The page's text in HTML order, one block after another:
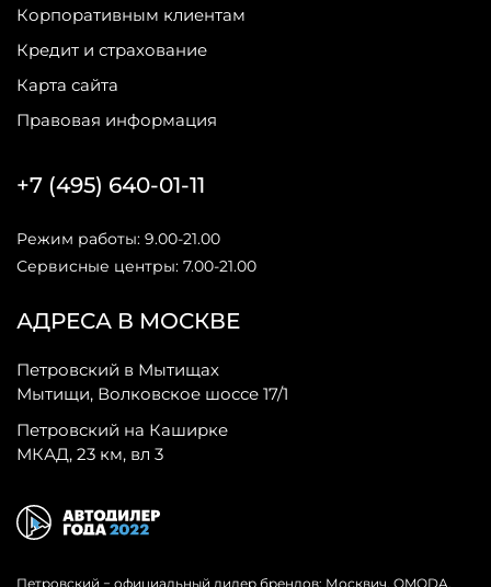
Корпоративным клиентам
Кредит и страхование
Карта сайта
Правовая информация
АДРЕСА В МОСКВЕ
Петровский в Мытищах
Мытищи, Волковское шоссе 17/1
Петровский на Каширке
МКАД, 23 км, вл 3
+7 (495) 640-01-11
Режим работы: 9.00-21.00
Сервисные центры: 7.00-21.00
Петровский − официальный дилер брендов: Москвич, OMODA,